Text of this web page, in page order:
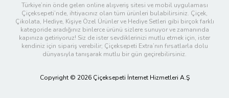
Türkiye’nin önde gelen online alışveriş sitesi ve mobil uygulaması
Çiçeksepeti’nde, ihtiyacınız olan tüm ürünleri bulabilirsiniz. Çiçek,
Çikolata, Hediye, Kişiye Özel Ürünler ve Hediye Setleri gibi birçok farklı
kategoride aradığınız binlerce ürünü sizlere sunuyor ve zamanında
kapınıza getiriyoruz! Siz de ister sevdiklerinizi mutlu etmek için, ister
kendiniz için sipariş verebilir; Çiçeksepeti Extra’nın fırsatlarla dolu
dünyasıyla tanışarak mutlu bir gün geçirebilirsiniz.
Copyright © 2026 Çiçeksepeti İnternet Hizmetleri A.Ş